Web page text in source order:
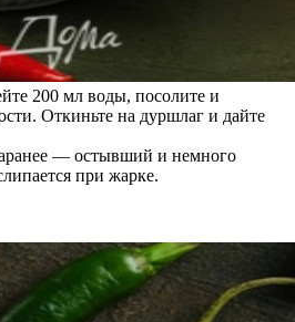
200 мл воды, посолите и
Откиньте на дуршлаг и дайте
— остывший и немного
при жарке.